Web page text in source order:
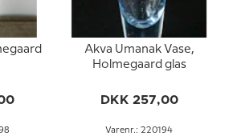
Akva Umanak Vase,
Holmegaard glas
DKK 257,00
Varenr.: 220194